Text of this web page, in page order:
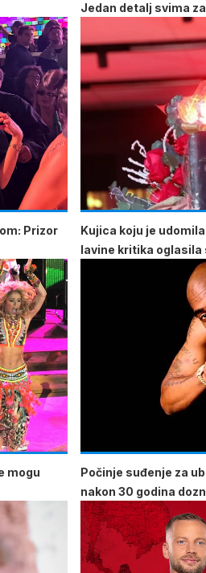
Jedan detalj svima
Prizor
Kujica koju je
lavine kritika oglasila
mogu
Počinje suđenje za
nakon 30 godina